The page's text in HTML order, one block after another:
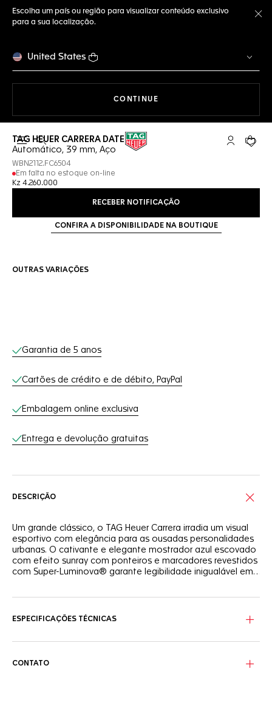
Escolha um país ou região para visualizar conteúdo exclusivo
para a sua localização.
United States
CONTINUE
Abrir a busca Conta My
Seu
TAG HEUER CARRERA DATE
Automático, 39 mm, Aço
WBN2112.FC6504
Em falta no estoque on-line
Kz 4.260.000
RECEBER NOTIFICAÇÃO
CONFIRA A DISPONIBILIDADE NA BOUTIQUE
OUTRAS VARIAÇÕES
Serviços on-line
Garantia de 5 anos
Cartões de crédito e de débito, PayPal
Embalagem online exclusiva
Entrega e devolução gratuitas
DESCRIÇÃO
Um grande clássico, o TAG Heuer Carrera irradia um visual
esportivo com elegância para as ousadas personalidades
urbanas. O cativante e elegante mostrador azul escovado
com efeito sunray com ponteiros e marcadores revestidos
com Super-Luminova® garante legibilidade inigualável em
automático Calibre 5 manufaturado in-house e apresenta
alterna entre superfícies escovadas e polidas, enquanto o
ESPECIFICAÇÕES TÉCNICAS
CONTATO